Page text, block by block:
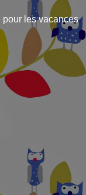
pour les vacances